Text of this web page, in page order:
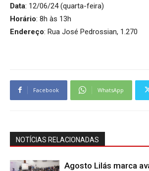
Data: 12/06/24 (quarta-feira)
Horário: 8h às 13h
Endereço: Rua José Pedrossian, 1.270
Facebook WhatsApp
NOTÍCIAS RELACIONADAS
Agosto Lilás marca